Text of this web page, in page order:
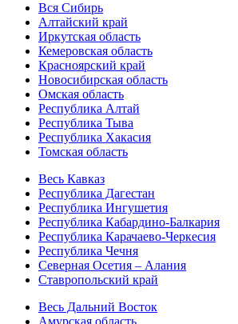
Вся Сибирь
Алтайский край
Иркутская область
Кемеровская область
Красноярский край
Новосибирская область
Омская область
Республика Алтай
Республика Тыва
Республика Хакасия
Томская область
Весь Кавказ
Республика Дагестан
Республика Ингушетия
Республика Кабардино-Балкария
Республика Карачаево-Черкесия
Республика Чечня
Северная Осетия – Алания
Ставропольский край
Весь Дальний Восток
Амурская область